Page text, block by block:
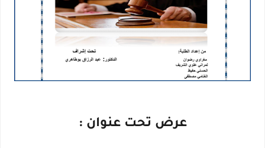
عرض تحت عنوان :